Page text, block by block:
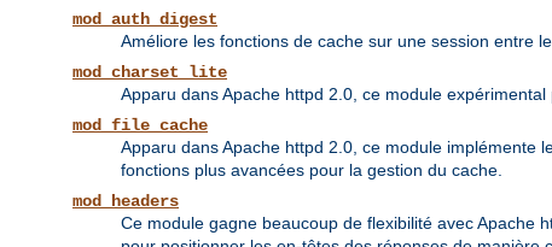
mod_auth_digest
Améliore les fonctions de cache sur une session entre
mod_charset_lite
Apparu dans Apache httpd 2.0, ce module
mod_file_cache
Apparu dans Apache httpd 2.0, ce module implémente
fonctions plus avancées pour la gestion du cache.
mod_headers
Ce module gagne beaucoup de flexibilité avec Apache